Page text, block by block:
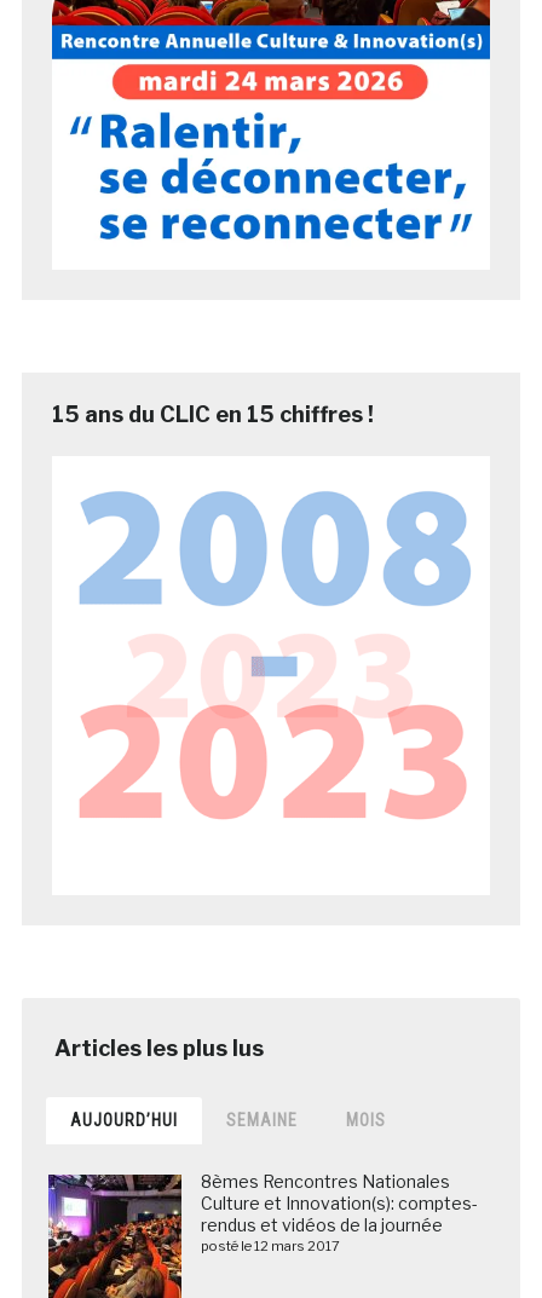
15 ans du CLIC en 15 chiffres !
AUJOURD’HUI SEMAINE MOIS
8èmes Rencontres Nationales
Culture et Innovation(s): comptes-
rendus et vidéos de la journée
posté le 12 mars 2017